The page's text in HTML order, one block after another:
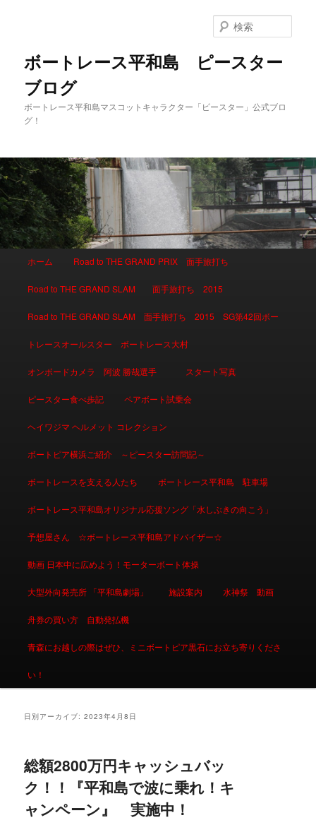
ボートレース平和島 ピースター
ブログ
ボートレース平和島マスコットキャラクター「ピースター」公式ブロ
グ！
索
メインコンテンツへ移動
サブコンテンツへ移動
ホーム Road to THE GRAND PRIX 面手旅打ち
Road to THE GRAND SLAM 面手旅打ち 2015
Road to THE GRAND SLAM 面手旅打ち 2015 SG第42回ボー
トレースオールスター ボートレース大村
オンボードカメラ 阿波 勝哉選手 スタート写真
ピースター食べ歩記 ペアボート試乗会
ヘイワジマ ヘルメット コレクション
ボートピア横浜ご紹介 ～ピースター訪問記～
ボートレースを支える人たち ボートレース平和島 駐車場
ボートレース平和島オリジナル応援ソング「水しぶきの向こう」
予想屋さん ☆ボートレース平和島アドバイザー☆
動画 日本中に広めよう！モーターボート体操
大型外向発売所 「平和島劇場」 施設案内 水神祭 動画
舟券の買い方 自動発払機
青森にお越しの際はぜひ、ミニボートピア黒石にお立ち寄りくださ
い！
日別アーカイブ:2023年4月8日
総額2800万円キャッシュバッ
ク！！『平和島で波に乗れ！キ
ャンペーン』 実施中！